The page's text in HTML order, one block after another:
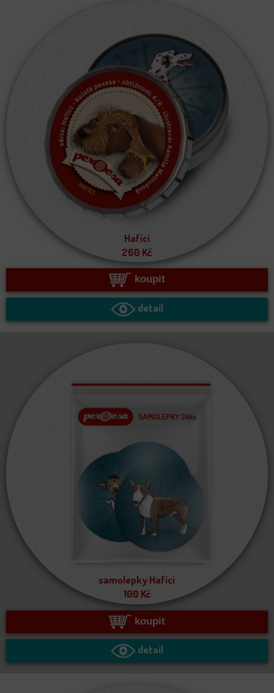
Hafíci
260 Kč
koupit
detail
samolepky Hafíci
100 Kč
koupit
detail